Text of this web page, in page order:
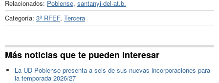
Relacionados: Poblense, santanyi-del-at.b.
Categoría: 3ª RFEF, Tercera
Más noticias que te pueden interesar
La UD Poblense presenta a seis de sus nuevas incorporaciones para
la temporada 2026/27